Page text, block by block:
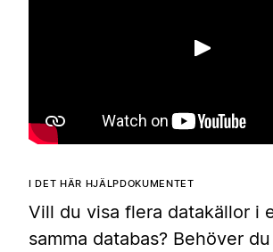
Spela
I DET HÄR HJÄLPDOKUMENTET
Vill du visa flera datakällor i
samma databas? Behöver